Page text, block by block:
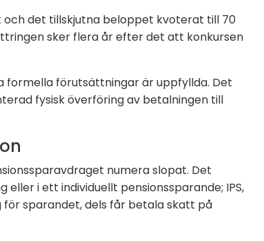
och det tillskjutna beloppet kvoterat till 70
sker flera år efter det att konkursen
formella förutsättningar är uppfyllda. Det
fysisk överföring av betalningen till
numera slopat. Det
i ett individuellt pensionssparande; IPS,
sparandet, dels får betala skatt på